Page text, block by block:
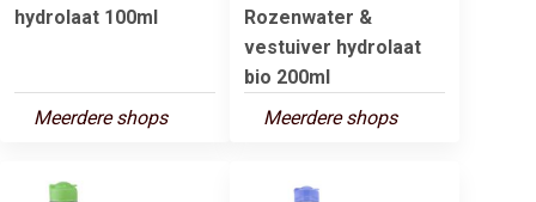
hydrolaat 100ml
Meerdere shops
Rozenwater &
vestuiver hydrolaat
bio 200ml
Meerdere shops